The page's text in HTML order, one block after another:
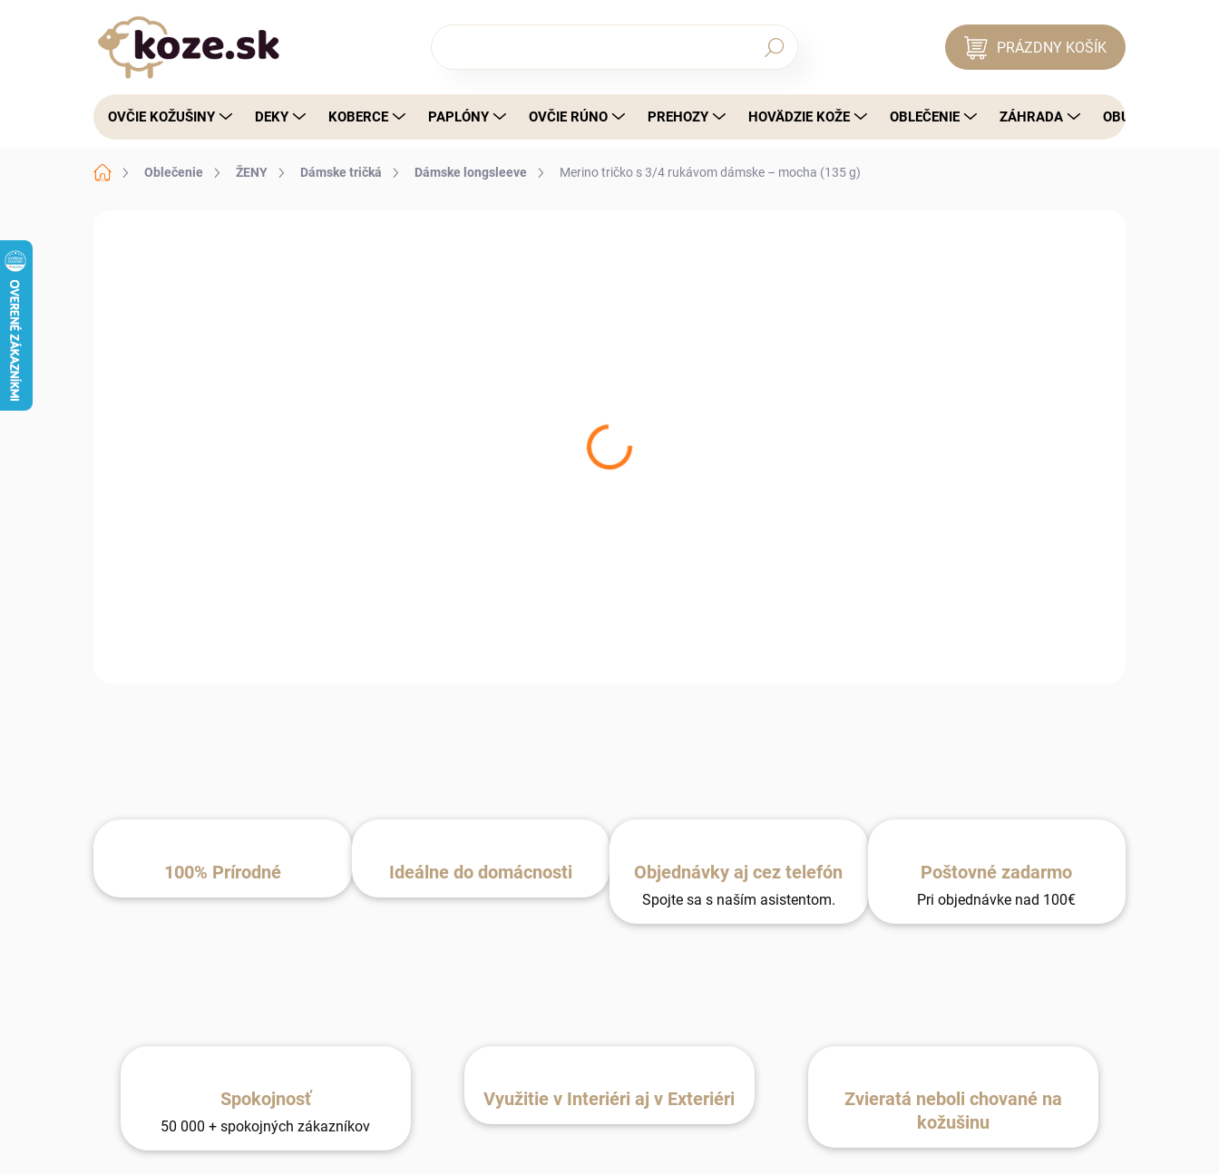
Hľadať NÁKUPNÝ KOŠÍK
PRÁZDNY KOŠÍK
OVČIE KOŽUŠINY DEKY KOBERCE PAPLÓNY OVČIE RÚNO PREHOZY HOVÄDZIE KOŽE OBLEČENIE ZÁHRADA OBUV
DomovOblečenie ŽENY Dámske tričká Dámske longsleeve Merino tričko s 3/4 rukávom dámske – mocha (135 g)
100% Prírodné Ideálne do domácnosti Objednávky aj cez telefón
Spojte sa s naším asistentom.
Poštovné zadarmo
Pri objednávke nad 100€
Spokojnosť
50 000 + spokojných zákazníkov
Využitie v Interiéri aj v Exteriéri
Zvieratá neboli chované na
kožušinu